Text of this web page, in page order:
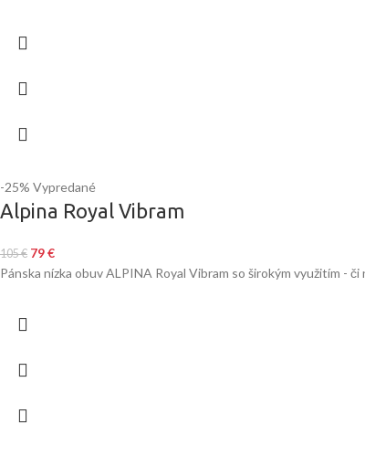
-25% Vypredané
Alpina Royal Vibram
105€ 79€
Pánska nízka obuv ALPINA Royal Vibram so širokým využitím -